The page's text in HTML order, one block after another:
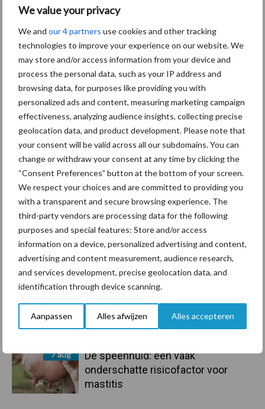
We value your privacy
We and our 4 partners use cookies and other tracking
technologies to improve your experience on our website. We
may store and/or access information from your device and
process the personal data, such as your IP address and
browsing data, for purposes like providing you with
personalized ads and content, measuring marketing campaign
effectiveness, analyzing audience insights, collecting precise
geolocation data, and product development. Please note that
your consent will be valid across all our subdomains. You can
change or withdraw your consent at any time by clicking the
“Consent Preferences” button at the bottom of your screen.
We respect your choices and are committed to providing you
with a transparent and secure browsing experience. The
third-party vendors are processing data for the following
purposes and special features: Store and/or access
information on a device, personalized advertising and content,
advertising and content measurement, audience research,
and services development, precise geolocation data, and
identification through device scanning.
Aanpassen Alles afwijzen Alles accepteren
Primaire
Sidebar
Recent nieuws Partner nieuws
handel in de greep
7 aug
De speenhuid: een vaak
onderschatte risicofactor voor
mastitis
Themapagina's
Diergezondheid Bemesting Fokkerij
Bedrijfsnieuws
Ligbox &
Voerhekken
Toon meer